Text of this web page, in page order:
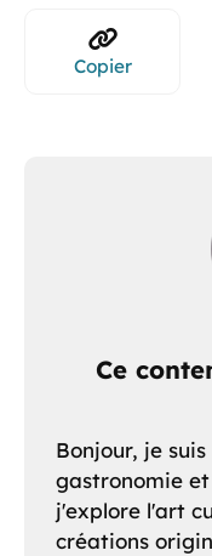
Copier
Ce
Bonjour, je
gastronomie
j'explore l'art
créations